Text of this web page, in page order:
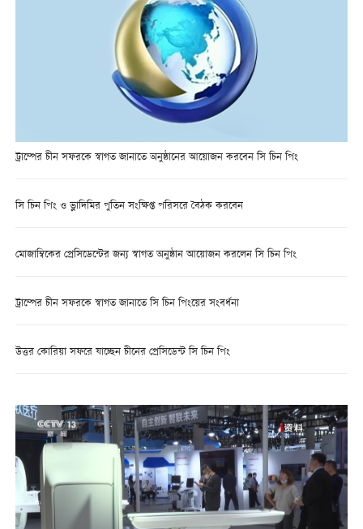
ট্রাম্পের চীন সফরকে স্বাগত জানাতে অনুষ্ঠানের আয়োজন করবেন সি চিন পিং
সি চিন পিং ও ভ্লাদিমির পুতিন সংক্ষিপ্ত পরিসরে বৈঠক করবেন
মোজাম্বিকের প্রেসিডেন্টের জন্য স্বাগত অনুষ্ঠান আয়োজন করলেন সি চিন পিং
ট্রাম্পের চীন সফরকে স্বাগত জানাতে সি চিন পিংয়ের সংবর্ধনা
উত্তর কোরিয়া সফরে যাচ্ছেন চীনের প্রেসিডেন্ট সি চিন পিং